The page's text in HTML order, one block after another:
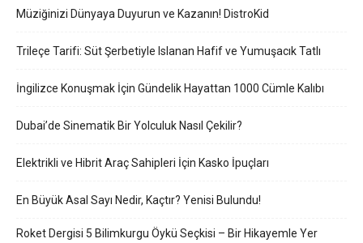
Müziğinizi Dünyaya Duyurun ve Kazanın! DistroKid
Trileçe Tarifi: Süt Şerbetiyle Islanan Hafif ve Yumuşacık Tatlı
İngilizce Konuşmak İçin Gündelik Hayattan 1000 Cümle Kalıbı
Dubai’de Sinematik Bir Yolculuk Nasıl Çekilir?
Elektrikli ve Hibrit Araç Sahipleri İçin Kasko İpuçları
En Büyük Asal Sayı Nedir, Kaçtır? Yenisi Bulundu!
Roket Dergisi 5 Bilimkurgu Öykü Seçkisi – Bir Hikayemle Yer